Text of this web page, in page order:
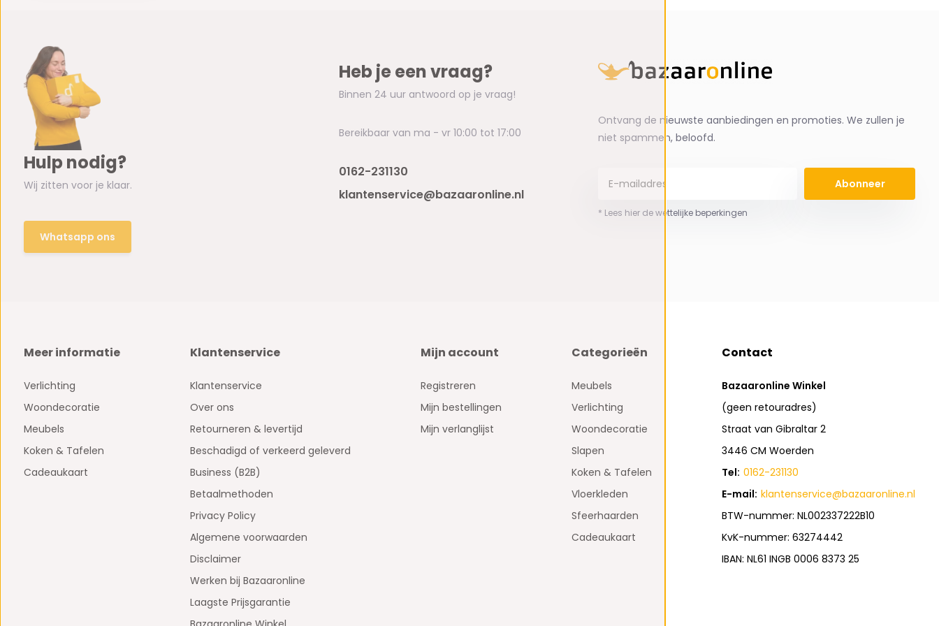
Hulp nodig?
Wij zitten voor je klaar.
Whatsapp ons
Heb je een vraag?
Binnen 24 uur antwoord op je vraag!
Bereikbaar van ma - vr 10:00 tot 17:00
0162-231130
klantenservice@bazaaronline.nl
Ontvang de nieuwste aanbiedingen en promoties. We zullen je
niet spammen, beloofd.
Abonneer
* Lees hier de wettelijke beperkingen
Meer informatie
Verlichting
Woondecoratie
Meubels
Koken & Tafelen
Cadeaukaart
Klantenservice
Klantenservice
Over ons
Retourneren & levertijd
Beschadigd of verkeerd geleverd
Business (B2B)
Betaalmethoden
Privacy Policy
Algemene voorwaarden
Disclaimer
Werken bij Bazaaronline
Laagste Prijsgarantie
Mijn account
Registreren
Mijn bestellingen
Mijn verlanglijst
Categorieën
Meubels
Verlichting
Woondecoratie
Slapen
Koken & Tafelen
Vloerkleden
Sfeerhaarden
Cadeaukaart
Contact
Bazaaronline Winkel
(geen retouradres)
Straat van Gibraltar 2
3446 CM Woerden
Tel: 0162-231130
E-mail: klantenservice@bazaaronline.nl
BTW-nummer: NL002337222B10
KvK-nummer: 63274442
IBAN: NL61 INGB 0006 8373 25